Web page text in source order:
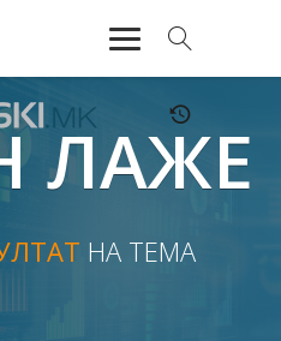
ЛАЖЕ
НА ТЕМА